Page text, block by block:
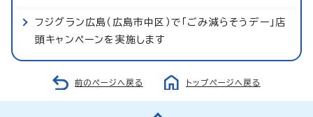
フジグラン広島（広島市中区）で「ごみ減らそうデー」店
頭キャンペーンを実施します
前のページへ戻る トップページへ戻る